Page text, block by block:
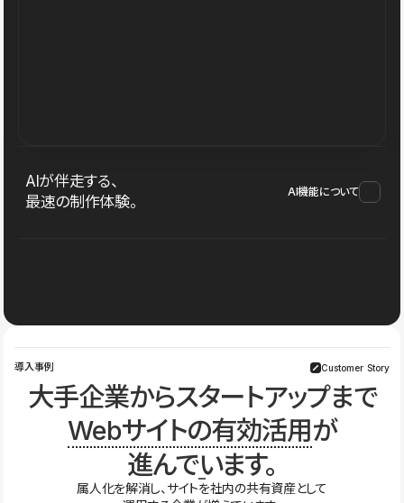
AIが伴走する、
最速の制作体験。
AI機能について
導入事例 Customer Story
大手企業からスタートアップまで
Webサイトの有効活用が
進んでいます。
属人化を解消し、サイトを社内の共有資産として